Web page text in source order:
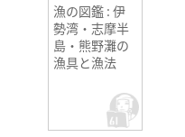
漁の図鑑 : 伊
勢湾・志摩半
島・熊野灘の
漁具と漁法